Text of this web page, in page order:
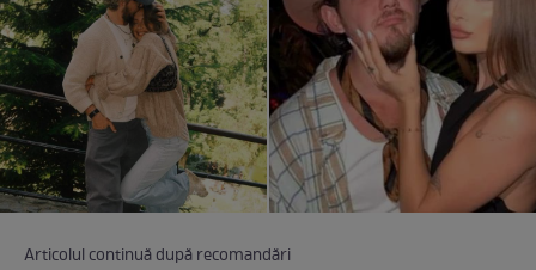
Articolul continuă după recomandări